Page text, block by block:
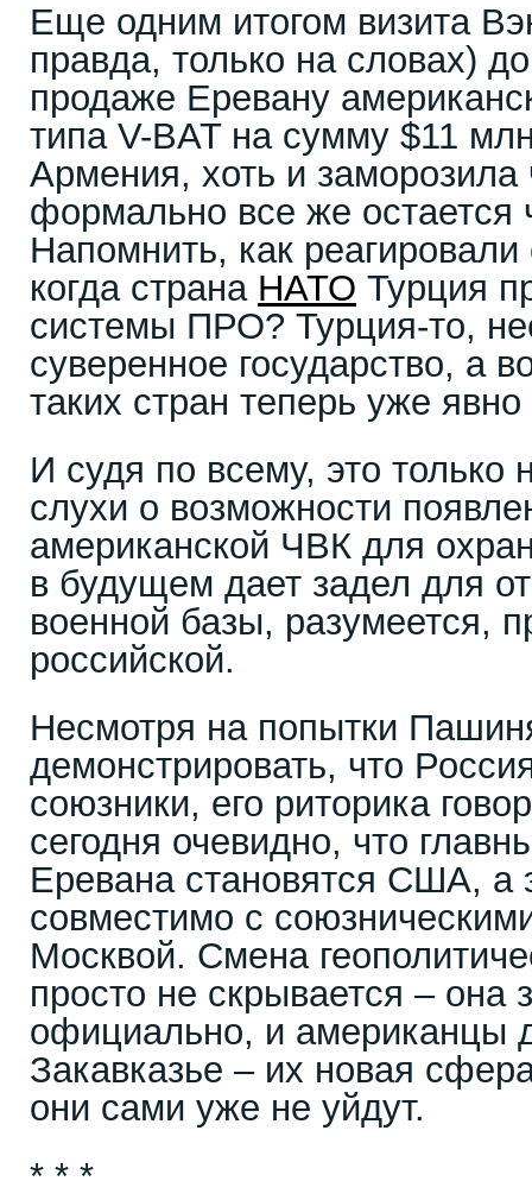
Еще одним итогом визита
правда, только на словах)
продаже Еревану
типа V-BAT на сумму $11
Армения, хоть и заморозила
формально все же
Напомнить, как
когда страна НАТО Турция
системы ПРО? Турция-то,
суверенное государство, а
таких стран теперь уже
И судя по всему, это
слухи о возможности
американской ЧВК для
в будущем дает задел для
военной базы, разумеется,
российской.
Несмотря на попытки
демонстрировать, что
союзники, его риторика
сегодня очевидно, что
Еревана становятся США, а
совместимо с
Москвой. Смена
просто не скрывается – она
официально, и американцы
Закавказье – их новая
они сами уже не уйдут.
* * *